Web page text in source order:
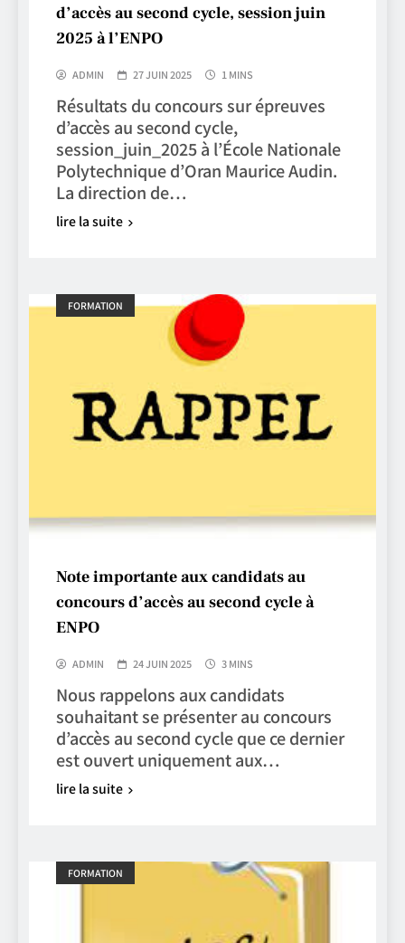
d’accès au second cycle, session juin
2025 à l’ENPO
ADMIN 27 JUIN 2025 1 MINS
Résultats du concours sur épreuves
d’accès au second cycle,
session_juin_2025 à l’École Nationale
Polytechnique d’Oran Maurice Audin.
La direction de…
lire la suite
FORMATION
Note importante aux candidats au
concours d’accès au second cycle à
ENPO
ADMIN 24 JUIN 2025 3 MINS
Nous rappelons aux candidats
souhaitant se présenter au concours
d’accès au second cycle que ce dernier
est ouvert uniquement aux…
lire la suite
FORMATION